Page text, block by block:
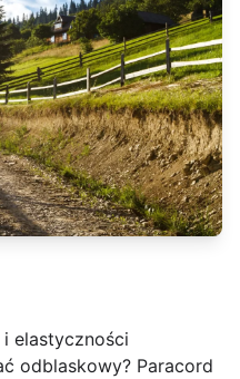
elastyczności
odblaskowy? Paracord